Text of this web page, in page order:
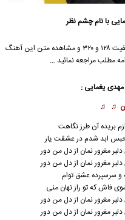
با نام چشم نظر
با کیفیت ۱۲۸ و ۳۲۰ و مشاهده متن این آهنگ
مطلب مراجعه نمائید …
مهدی یغمایی :
♫ ♫
بریده آن طرز نگاهت
حبس ابد شدم در عشقت یار
مغرور نمان از دل من دور
مغرور نمان از دل من دور
و سرسپرده عشق توام
فاش که تو راز نهان منی
مغرور نمان از دل من دور
مغرور نمان از دل من دور